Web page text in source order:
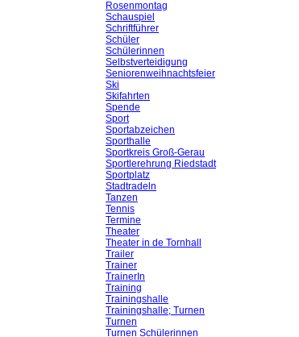
Rosenmontag
Schauspiel
Schriftführer
Schüler
Schülerinnen
Selbstverteidigung
Seniorenweihnachtsfeier
Ski
Skifahrten
Spende
Sport
Sportabzeichen
Sporthalle
Sportkreis Groß-Gerau
Sportlerehrung Riedstadt
Sportplatz
Stadtradeln
Tanzen
Tennis
Termine
Theater
Theater in de Tornhall
Trailer
Trainer
TrainerIn
Training
Trainingshalle
Trainingshalle; Turnen
Turnen
Turnen Schülerinnen